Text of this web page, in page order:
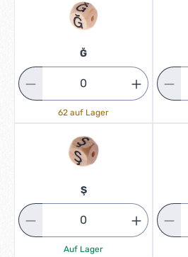
Ğ
62 auf Lager
Ş
Auf Lager